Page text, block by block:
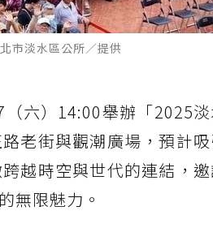
市淡水區公所／提供
六）14:00舉辦「2025
老街與觀潮廣場，預計
越時空與世代的連結，
無限魅力。